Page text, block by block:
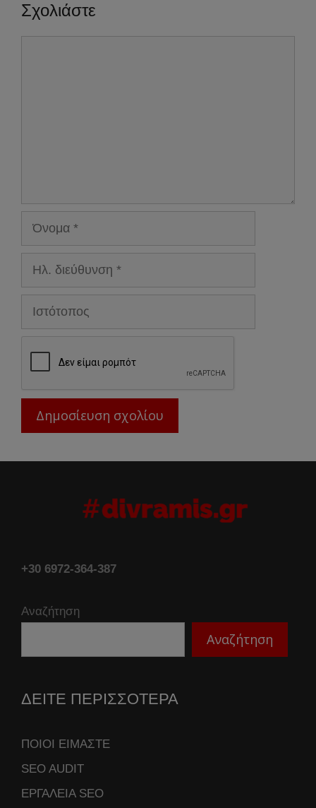
Σχολιάστε
Όνομα
Ηλ.
διεύθυνση
Ιστότοπος
+30 6972-364-387
Αναζήτηση
Αναζήτηση
ΔΕΙΤΕ ΠΕΡΙΣΣΟΤΕΡΑ
ΠΟΙΟΙ ΕΙΜΑΣΤΕ
SEO AUDIT
ΕΡΓΑΛΕΙΑ SEO